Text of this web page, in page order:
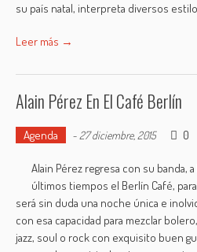
su país natal, interpreta diversos
Leer más →
Alain Pérez En El Café Berlín
Agenda - 27 diciembre, 2015 0
Alain Pérez regresa con su banda,
últimos tiempos el Berlín Café,
será sin duda una noche única e
con esa capacidad para mezclar
jazz, soul o rock con exquisito buen